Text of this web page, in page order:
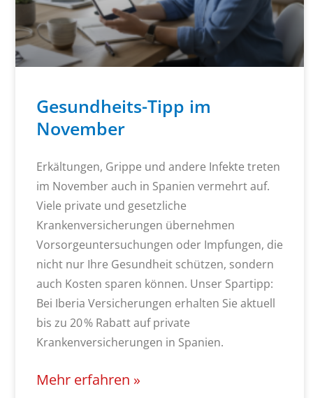
Gesundheits-Tipp im
November
Erkältungen, Grippe und andere Infekte treten
im November auch in Spanien vermehrt auf.
Viele private und gesetzliche
Krankenversicherungen übernehmen
Vorsorgeuntersuchungen oder Impfungen, die
nicht nur Ihre Gesundheit schützen, sondern
auch Kosten sparen können. Unser Spartipp:
Bei Iberia Versicherungen erhalten Sie aktuell
bis zu 20 % Rabatt auf private
Krankenversicherungen in Spanien.
Mehr erfahren »